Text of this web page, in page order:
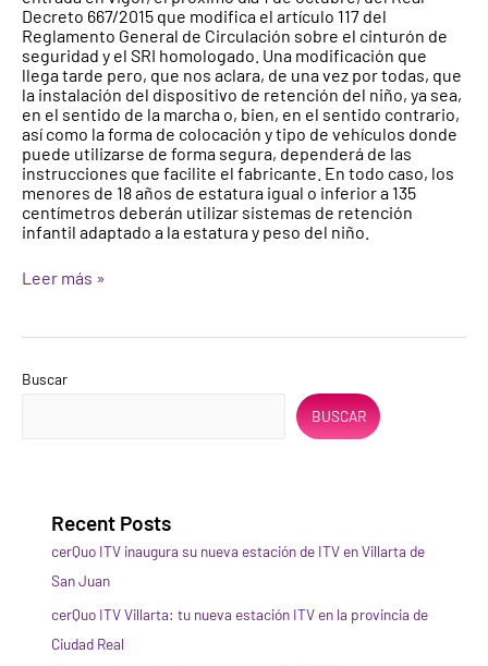
Decreto 667/2015 que modifica el artículo 117 del
Reglamento General de Circulación sobre el cinturón de
seguridad y el SRI homologado. Una modificación que
llega tarde pero, que nos aclara, de una vez por todas, que
la instalación del dispositivo de retención del niño, ya sea,
en el sentido de la marcha o, bien, en el sentido contrario,
así como la forma de colocación y tipo de vehículos donde
puede utilizarse de forma segura, dependerá de las
instrucciones que facilite el fabricante. En todo caso, los
menores de 18 años de estatura igual o inferior a 135
centímetros deberán utilizar sistemas de retención
infantil adaptado a la estatura y peso del niño.
Leer más »
Buscar
BUSCAR
Recent Posts
cerQuo ITV inaugura su nueva estación de ITV en Villarta de
San Juan
cerQuo ITV Villarta: tu nueva estación ITV en la provincia de
Ciudad Real